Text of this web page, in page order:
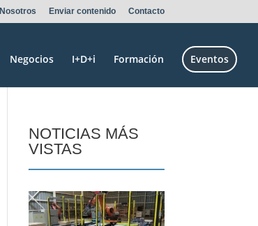
Nosotros Enviar contenido Contacto
Negocios I+D+i Formación Eventos
NOTICIAS MÁS
VISTAS